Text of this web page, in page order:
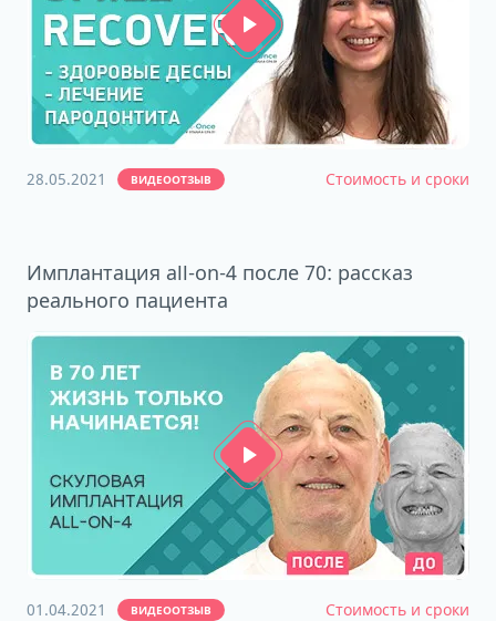
28.05.2021 ВИДЕООТЗЫВ Стоимость и сроки
Имплантация all-on-4 после 70: рассказ
реального пациента
01.04.2021 ВИДЕООТЗЫВ Стоимость и сроки